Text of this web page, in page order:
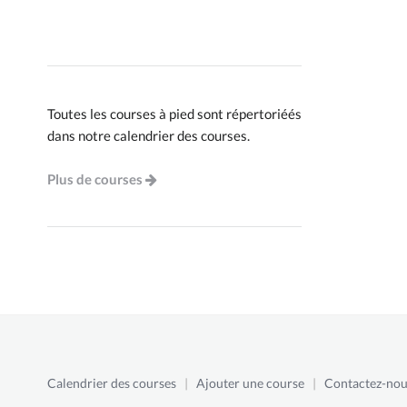
Toutes les courses à pied sont répertoriéés
dans notre calendrier des courses.
Plus de courses
Calendrier des courses | Ajouter une course | Contactez-